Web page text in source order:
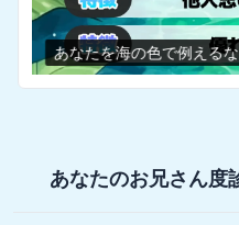
あなたを海の色で例える
あなたのお兄さん度